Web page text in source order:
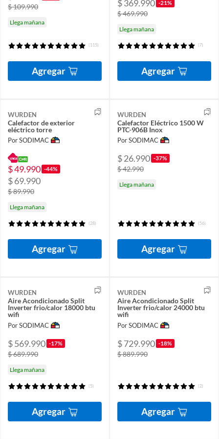
$ 109.990
Llega mañana
(115)
Agregar
$ 369.990 -21%
$ 469.990
Llega mañana
(7)
Agregar
WURDEN
Calefactor de exterior
eléctrico torre
Por SODIMAC
$ 49.990 -44%
$ 69.990
$ 89.990
Llega mañana
(28)
Agregar
WURDEN
Calefactor Eléctrico 1500 W
PTC-906B Inox
Por SODIMAC
$ 26.990 -37%
$ 42.990
Llega mañana
(56)
Agregar
WURDEN
Aire Acondicionado Split
Inverter frio/calor 18000 btu
wifi
Por SODIMAC
$ 569.990 -17%
$ 689.990
Llega mañana
(5)
Agregar
WURDEN
Aire Acondicionado Split
Inverter frio/calor 24000 btu
wifi
Por SODIMAC
$ 729.990 -18%
$ 889.990
(2)
Agregar